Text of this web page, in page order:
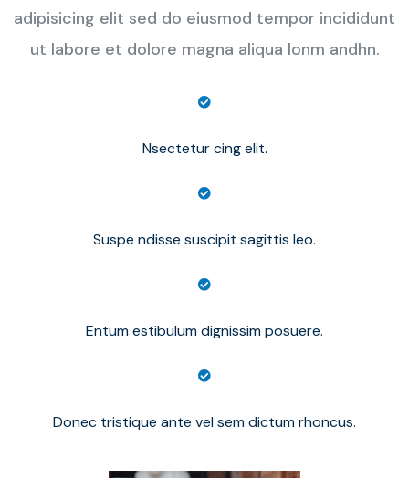
adipisicing elit sed do eiusmod tempor incididunt
ut labore et dolore magna aliqua lonm andhn.
Nsectetur cing elit.
Suspe ndisse suscipit sagittis leo.
Entum estibulum dignissim posuere.
Donec tristique ante vel sem dictum rhoncus.